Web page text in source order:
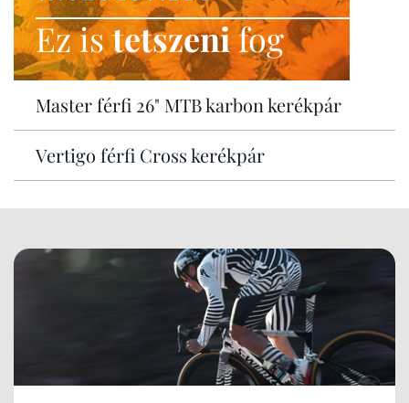
Ez istetszenifog
Master férfi 26" MTB karbon kerékpár
Vertigo férfi Cross kerékpár